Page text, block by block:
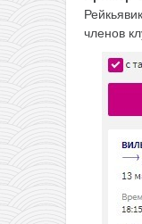
Рейкьявик
членов